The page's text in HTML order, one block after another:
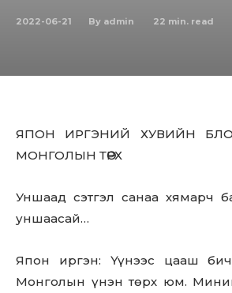
2022-06-21 By admin 22 min. read
ЯПОН ИРГЭНИЙ ХУВИЙН
МОНГОЛЫН ТӨРХ
Уншаад сэтгэл санаа хямapч
уншаасай…
Япон иргэн: Үүнээс цааш
Монголын үнэн төрх юм.